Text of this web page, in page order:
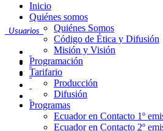
Usuarios
Inicio
Quiénes somos
Quiénes Somos
Código de Ética y Difusión
Misión y Visión
Programación
Tarifario
Producción
Difusión
Programas
Ecuador en Contacto 1º
Ecuador en Contacto 2º